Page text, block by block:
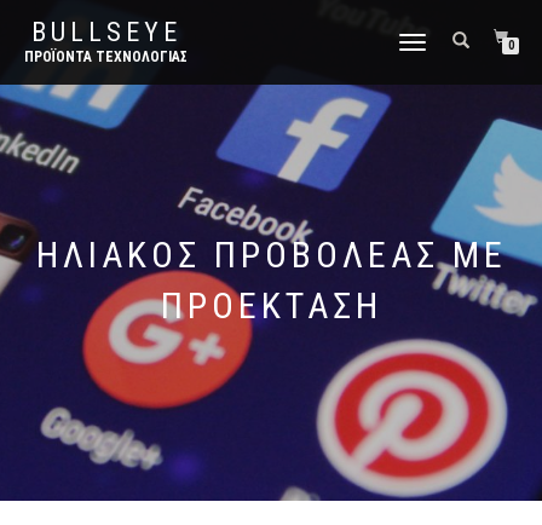
BULLSEYE
ΠΡΟΪΌΝΤΑ ΤΕΧΝΟΛΟΓΊΑΣ
ΕΝΑΛΛΑΓΉ
0
ΗΛΙΑΚΟΣ ΠΡΟΒΟΛΕΑΣ ΜΕ
ΠΡΟΕΚΤΑΣΗ